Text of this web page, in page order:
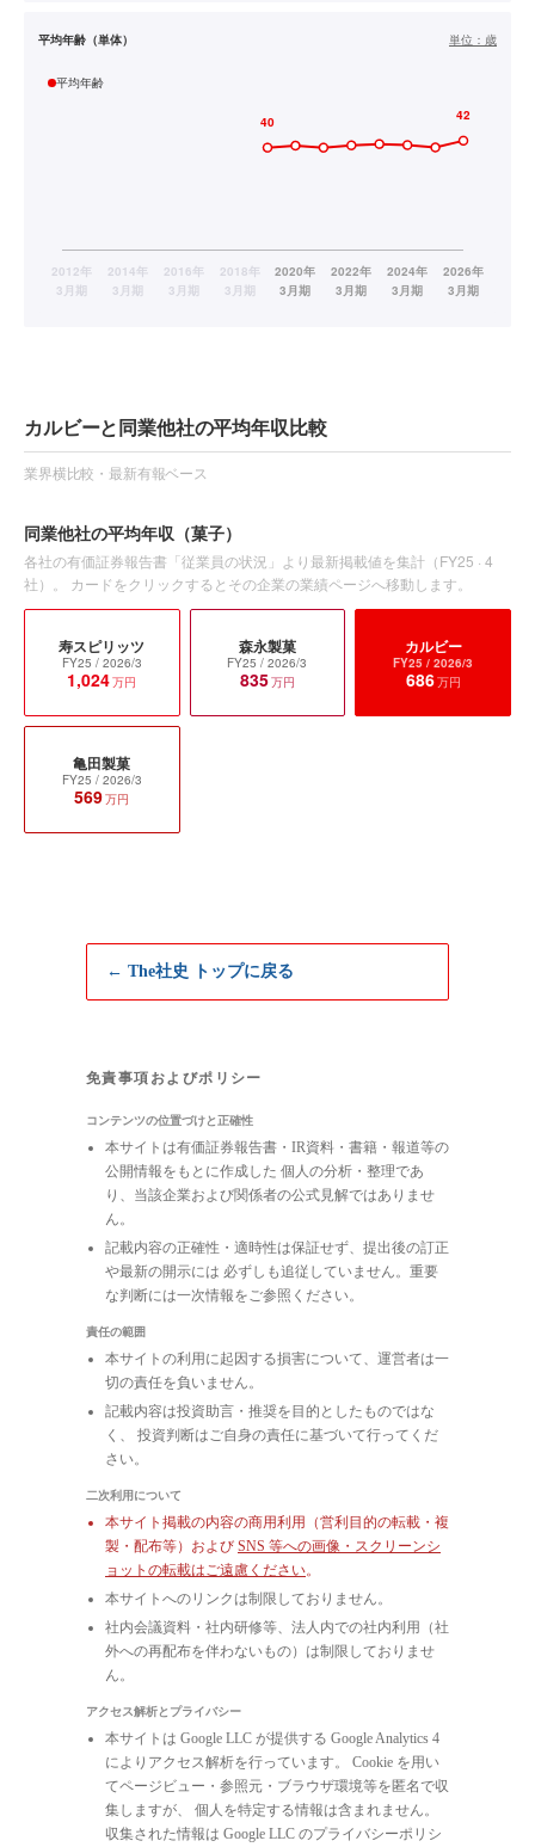
平均年齢（単体） 単位： 歳
平均年齢
カルビーと同業他社の平均年収比較
業界横比較・最新有報ベース
同業他社の平均年収 （菓子）
各社の有価証券報告書「従業員の状況」より最新掲載値を集計（FY25 · 4
社）。 カードをクリックするとその企業の業績ページへ移動します。
寿スピリッツ
FY25 / 2026/3
1,024万円
森永製菓
FY25 / 2026/3
835万円
カルビー
FY25 / 2026/3
686万円
亀田製菓
FY25 / 2026/3
569万円
← The社史 トップに戻る
免責事項およびポリシー
コンテンツの位置づけと正確性
本サイトは有価証券報告書・IR資料・書籍・報道等の
公開情報をもとに作成した 個人の分析・整理であ
り、当該企業および関係者の公式見解ではありませ
ん。
記載内容の正確性・適時性は保証せず、提出後の訂正
や最新の開示には 必ずしも追従していません。重要
な判断には一次情報をご参照ください。
責任の範囲
本サイトの利用に起因する損害について、運営者は一
切の責任を負いません。
記載内容は投資助言・推奨を目的としたものではな
く、 投資判断はご自身の責任に基づいて行ってくだ
さい。
二次利用について
本サイト掲載の内容の商用利用（営利目的の転載・複
製・配布等）および SNS 等への画像・スクリーンシ
ョットの転載はご遠慮ください。
本サイトへのリンクは制限しておりません。
社内会議資料・社内研修等、法人内での社内利用（社
外への再配布を伴わないもの）は制限しておりませ
ん。
アクセス解析とプライバシー
本サイトは Google LLC が提供する Google Analytics 4
によりアクセス解析を行っています。 Cookie を用い
てページビュー・参照元・ブラウザ環境等を匿名で収
集しますが、 個人を特定する情報は含まれません。
収集された情報は Google LLC のプライバシーポリシ